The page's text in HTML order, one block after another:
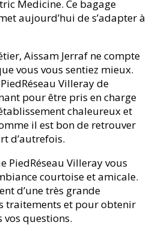
Medicine. Ce bagage
aujourd’hui de s’adapter à
Aissam Jerraf ne compte
vous vous sentiez mieux.
Villeray de
pour être pris en charge
chaleureux et
il est bon de retrouver
d’autrefois.
PiedRéseau Villeray vous
courtoise et amicale.
d’une très grande
traitements et pour obtenir
vos questions.